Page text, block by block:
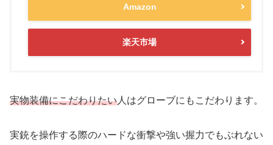
Amazon
楽天市場
実物装備にこだわりたい 人はグローブにもこだわります。
実銃を操作する際のハードな衝撃や強い握力でもぶれない